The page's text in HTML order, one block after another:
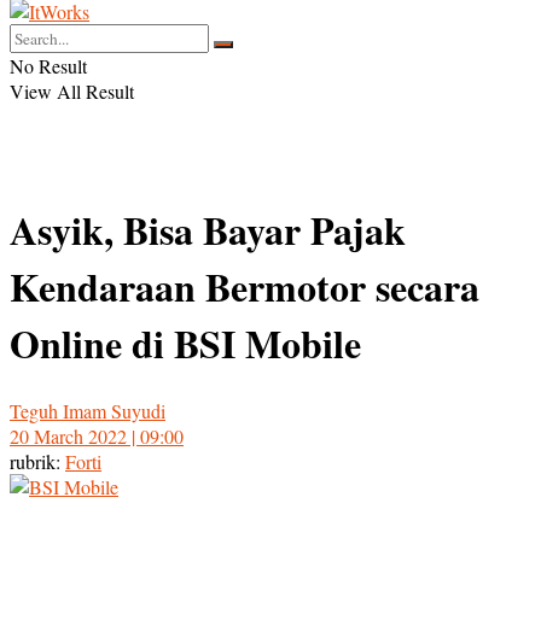
No Result
View All Result
Asyik, Bisa Bayar Pajak
Kendaraan Bermotor secara
Online di BSI Mobile
Teguh Imam Suyudi
20 March 2022 | 09:00
rubrik: Forti